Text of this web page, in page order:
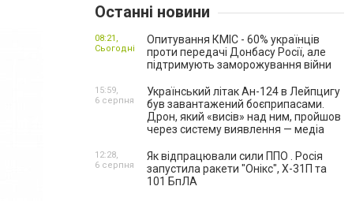
Останні новини
Опитування КМІС - 60% українців
проти передачі Донбасу Росії, але
підтримують заморожування війни
08:21,
Сьогодні
Український літак Ан-124 в Лейпцигу
був завантажений боєприпасами.
Дрон, який «висів» над ним, пройшов
через систему виявлення — медіа
15:59,
6 серпня
Як відпрацювали сили ППО . Росія
запустила ракети "Онікс", Х-31П та
101 БпЛА
12:28,
6 серпня